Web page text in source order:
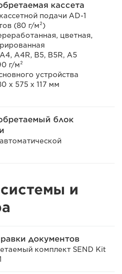
кассета
подачи AD-1
(80 г/м²)
цветная,
A4R, B5, B5R, A5
г/м²
устройства
x 575 x 117 мм
блок
и
документов
комплект SEND Kit